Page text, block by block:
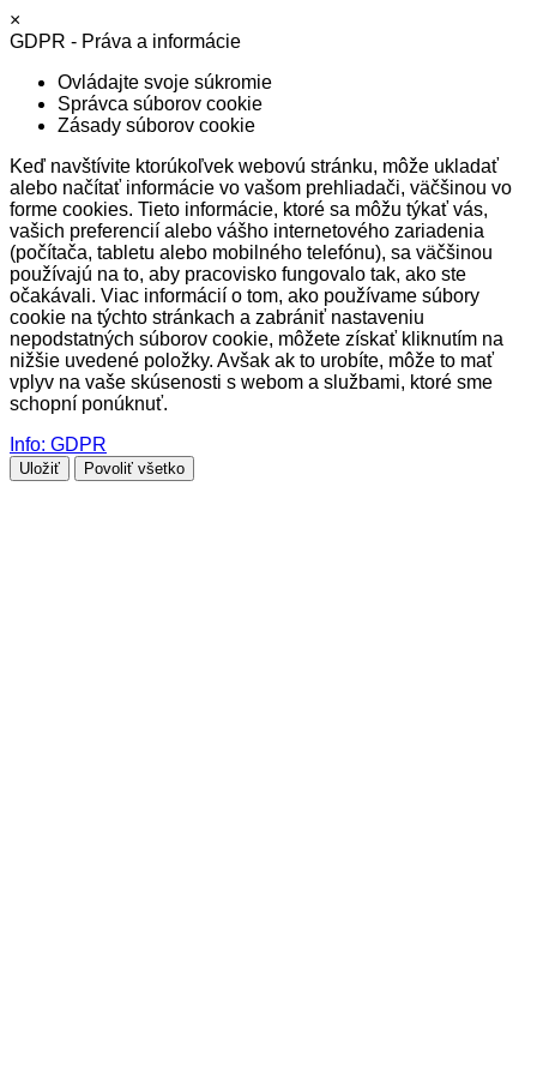
×
GDPR - Práva a informácie
Ovládajte svoje súkromie
Správca súborov cookie
Zásady súborov cookie
Keď navštívite ktorúkoľvek webovú stránku, môže ukladať
alebo načítať informácie vo vašom prehliadači, väčšinou vo
forme cookies. Tieto informácie, ktoré sa môžu týkať vás,
vašich preferencií alebo vášho internetového zariadenia
(počítača, tabletu alebo mobilného telefónu), sa väčšinou
používajú na to, aby pracovisko fungovalo tak, ako ste
očakávali. Viac informácií o tom, ako používame súbory
cookie na týchto stránkach a zabrániť nastaveniu
nepodstatných súborov cookie, môžete získať kliknutím na
nižšie uvedené položky. Avšak ak to urobíte, môže to mať
vplyv na vaše skúsenosti s webom a službami, ktoré sme
schopní ponúknuť.
Info: GDPR
Uložiť Povoliť všetko